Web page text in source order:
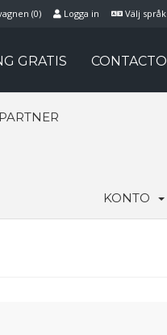
Välj språk
Logga in
(0)
GRATIS CONTACTO
PARTNER
KONTO